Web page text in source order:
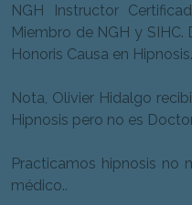
NGH Instructor
Miembro de NGH y
Honoris Causa en Hipnosis.
Nota, Olivier Hidalgo
Hipnosis pero no es
Practicamos hipnosis no
médico..